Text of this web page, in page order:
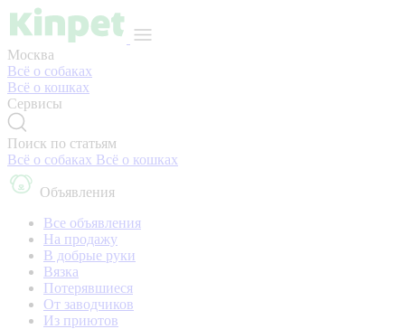
Москва
Всё о собаках
Всё о кошках
Сервисы
Поиск по статьям
Всё о собаках Всё о кошках
Объявления
Все объявления
На продажу
В добрые руки
Вязка
Потерявшиеся
От заводчиков
Из приютов